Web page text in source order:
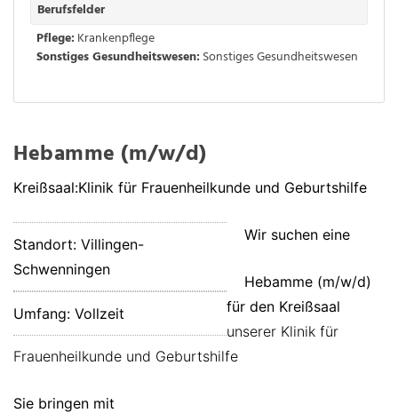
Berufsfelder
Pflege: Krankenpflege
Sonstiges Gesundheitswesen: Sonstiges Gesundheitswesen
Hebamme (m/w/d)
Kreißsaal:Klinik für Frauenheilkunde und Geburtshilfe
Standort: Villingen-
Schwenningen
Umfang: Vollzeit
Wir suchen eine
Hebamme (m/w/d)
für den Kreißsaal
unserer Klinik für
Frauenheilkunde und Geburtshilfe
Sie bringen mit